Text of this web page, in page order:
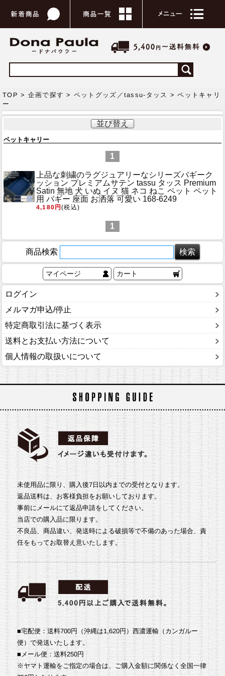
TOP > 企画で探す > ペットグッズ／tassu-タッス > ペットキャリ
ー
並び替え
ペットキャリー
1
上品な刺繍のラグジュアリーなシリーズバギーク
ッション プレミアムサテン tassu タッス Premium
Satin 無地 犬 いぬ イヌ 猫 ネコ ねこ ペット ペット
用 バギー 座面 お洒落 可愛い 168-6249
4,180円(税込)
1
商品検索
マイページ カート
ログイン
メルマガ申込/停止
特定商取引法に基づく表示
送料とお支払い方法について
個人情報の取扱いについて
未使用品に限り、購入後7日以内までの受付となります。
返品送料は、お客様負担をお願いしております。
事前にメールにて返品申請をしてください。
当店での購入品に限ります。
不良品、商品違い、発送時による破損等で不備のあった場合、責
任をもってお取替え意いたします。
■宅配便：送料700円（沖縄は1,620円）西濃運輸（カンガルー
便）で発送いたします。
■メール便：送料250円
※ヤマト運輸をご指定の場合は、ご購入金額に関係なく全国一律